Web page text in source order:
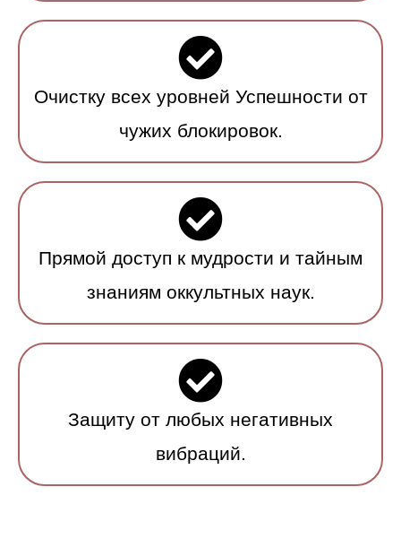
Очистку всех уровней Успешности от
чужих блокировок.
Прямой доступ к мудрости и тайным
знаниям оккультных наук.
Защиту от любых негативных
вибраций.